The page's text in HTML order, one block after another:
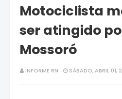
Motociclista
ser atingido
Mossoró
INFORME RN SÁBADO, ABRIL 01,